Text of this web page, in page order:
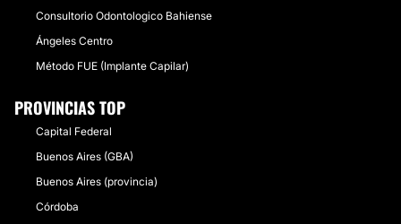
Consultorio Odontologico Bahiense
Ángeles Centro
Método FUE (Implante Capilar)
PROVINCIAS TOP
Capital Federal
Buenos Aires (GBA)
Buenos Aires (provincia)
Córdoba